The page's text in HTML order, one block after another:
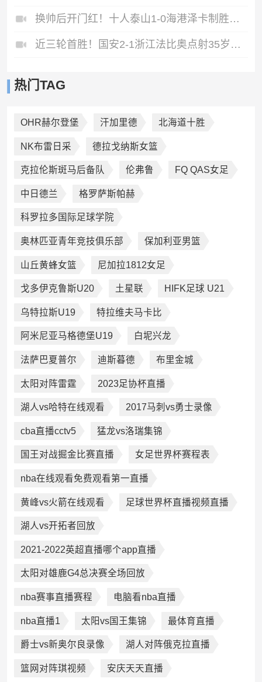
换帅后开门红！十人泰山1-0海港泽卡制胜于金永扑点海港三球被吹
近三轮首胜！国安2-1浙江法比奥点射35岁张稀哲制胜王钰栋送助攻
热门TAG
OHR赫尔登堡 汗加里德 北海道十胜
NK布雷日采 德拉戈纳斯女篮
克拉伦斯斑马后备队 伦弗鲁 FQ QAS女足
中日德兰 格罗萨斯帕赫
科罗拉多国际足球学院
奥林匹亚青年竞技俱乐部 保加利亚男篮
山丘黄蜂女篮 尼加拉1812女足
戈多伊克鲁斯U20 土星联 HIFK足球 U21
乌特拉斯U19 特拉维夫马卡比
阿米尼亚马格德堡U19 白坭兴龙
法萨巴夏普尔 迪斯暮德 布里金城
太阳对阵雷霆 2023足协杯直播
湖人vs哈特在线观看 2017马刺vs勇士录像
cba直播cctv5 猛龙vs洛瑞集锦
国王对战掘金比赛直播 女足世界杯赛程表
nba在线观看免费观看第一直播
黄峰vs火箭在线观看 足球世界杯直播视频直播
湖人vs开拓者回放
2021-2022英超直播哪个app直播
太阳对雄鹿G4总决赛全场回放
nba赛事直播赛程 电脑看nba直播
nba直播1 太阳vs国王集锦 最体育直播
爵士vs新奥尔良录像 湖人对阵俄克拉直播
篮网对阵琪视频 安庆天天直播